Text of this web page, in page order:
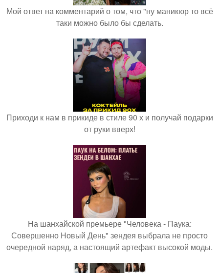
Мой ответ на комментарий о том, что "ну маникюр то всё
таки можно было бы сделать.
Приходи к нам в прикиде в стиле 90 х и получай подарки
от руки вверх!
На шанхайской премьере "Человека - Паука:
Совершенно Новый День" зендея выбрала не просто
очередной наряд, а настоящий артефакт высокой моды.